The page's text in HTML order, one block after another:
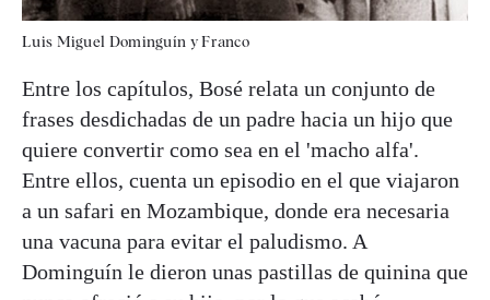
Luis Miguel Dominguín y Franco
Entre los capítulos, Bosé relata un conjunto de
frases desdichadas de un padre hacia un hijo que
quiere convertir como sea en el 'macho alfa'.
Entre ellos, cuenta un episodio en el que viajaron
a un safari en Mozambique, donde era necesaria
una vacuna para evitar el paludismo. A
Dominguín le dieron unas pastillas de quinina que